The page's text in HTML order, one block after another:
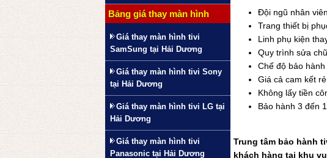
Bảng giá thay màn hình
Giá thay màn hình tivi
SamSung tại Hải Dương
Giá thay màn hình tivi Sony
tại Hải Dương
Giá thay màn hình tivi LG tại
Hải Dương
Giá thay màn hình tivi
Panasonic tại Hải Dương
Đội ngũ nhân
Trang thiết bị
Linh phụ kiện
Quy trình sửa
Chế độ bảo
Giá cả cam kết
Không lấy tiền
Bảo hành 3 đến
Trung tâm bảo hành
khách hàng tại khu